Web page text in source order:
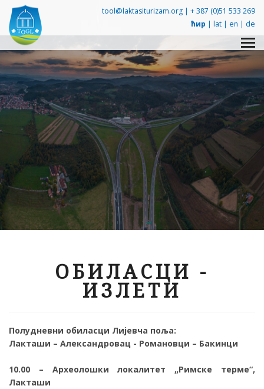
tool@laktasiturizam.org | + 387 (0)51 533 269
ћир | lat | en | de
ОБИЛАСЦИ -
ИЗЛЕТИ
Полудневни обиласци Лијевча поља:
Лакташи – Александровац - Романовци – Бакинци
10.00 – Археолошки локалитет „Римске терме“,
Лакташи